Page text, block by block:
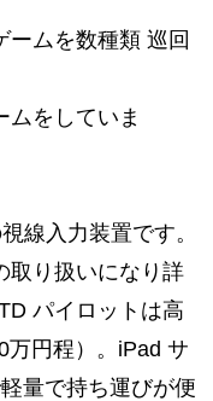
ームを数種類 巡回
ムをしていま
線入力装置です。
取り扱いになり詳
パイロットは高
万円程）。iPad サ
量で持ち運びが便